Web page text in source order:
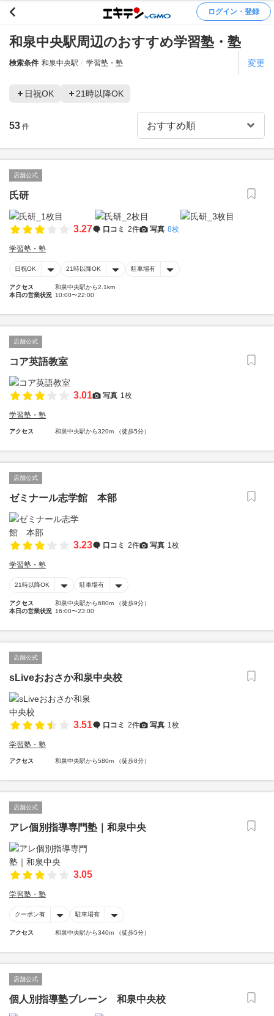
ログイン・登録
和泉中央駅周辺のおすすめ学習塾・塾
検索条件 和泉中央駅 学習塾・塾 変更
日祝OK 21時以降OK
53 件
店舗公式
氏研
3.27 口コミ 2件 写真 8枚
学習塾・塾
日祝OK 21時以降OK 駐車場有
アクセス
和泉中央駅から2.1km
本日の営業状況 10:00〜22:00
店舗公式
コア英語教室
3.01 写真 1枚
学習塾・塾
アクセス 和泉中央駅から320m （徒歩5分）
店舗公式
ゼミナール志学館 本部
3.23 口コミ 2件 写真 1枚
学習塾・塾
21時以降OK 駐車場有
アクセス
和泉中央駅から680m （徒歩9分）
本日の営業状況 16:00〜23:00
店舗公式
sLiveおおさか和泉中央校
3.51 口コミ 2件 写真 1枚
学習塾・塾
アクセス 和泉中央駅から580m （徒歩8分）
店舗公式
アレ個別指導専門塾｜和泉中央
3.05
学習塾・塾
クーポン有 駐車場有
アクセス 和泉中央駅から340m （徒歩5分）
店舗公式
個人別指導塾ブレーン 和泉中央校